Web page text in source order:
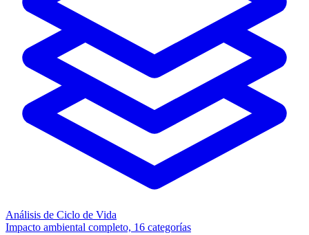
Análisis de Ciclo de Vida
Impacto ambiental completo, 16 categorías